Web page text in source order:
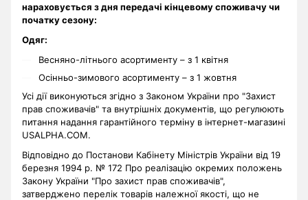
нараховується з дня передачі кінцевому споживачу чи
початку сезону:
Одяг:
Весняно-літнього асортименту – з 1 квітня
Осінньо-зимового асортименту – з 1 жовтня
Усі дії виконуються згідно з Законом України про "Захист
прав споживачів" та внутрішніх документів, що регулюють
питання надання гарантійного терміну в інтернет-магазині
USALPHA.COM.
Відповідно до Постанови Кабінету Міністрів України від 19
березня 1994 р. № 172 Про реалізацію окремих положень
Закону України "Про захист прав споживачів",
затверджено перелік товарів належної якості, що не